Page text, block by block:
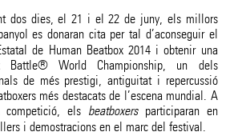
dos dies, el 21 i el 22 de juny, els millors
es donaran cita per tal d’aconseguir el
de Human Beatbox 2014 i obtenir una
World Championship, un dels
de més prestigi, antiguitat i repercussió
més destacats de l’escena mundial. A
els beatboxersparticiparan en
i demostracions en el marc del festival.